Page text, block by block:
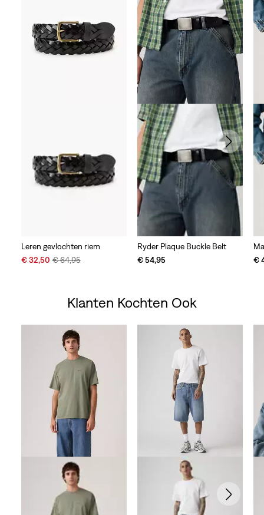
beoordelingen
Leren gevlochten riem
Sale
€ 32,50 Original
€ 64,95
Ryder Plaque Buckle Belt
€ 54,95
€
Klanten Kochten Ook